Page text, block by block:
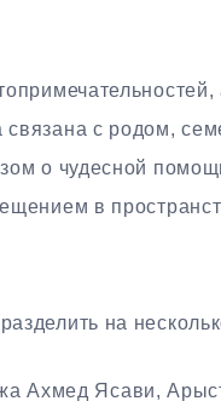
с родом,
о чудесной
в
на
Ахмед Ясави,